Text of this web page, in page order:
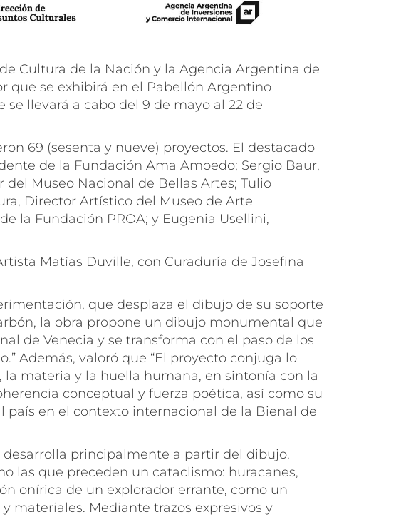
Cultura de la Nación y la Agencia Argentina de
que se exhibirá en el Pabellón Argentino
llevará a cabo del 9 de mayo al 22 de
69 (sesenta y nueve) proyectos. El destacado
de la Fundación Ama Amoedo; Sergio Baur,
Museo Nacional de Bellas Artes; Tulio
Director Artístico del Museo de Arte
la Fundación PROA; y Eugenia Usellini,
Matías Duville, con Curaduría de Josefina
que desplaza el dibujo de su soporte
la obra propone un dibujo monumental que
de Venecia y se transforma con el paso de los
Además, valoró que “El proyecto conjuga lo
materia y la huella humana, en sintonía con la
conceptual y fuerza poética, así como su
país en el contexto internacional de la Bienal de
principalmente a partir del dibujo.
las que preceden un cataclismo: huracanes,
onírica de un explorador errante, como un
materiales. Mediante trazos expresivos y